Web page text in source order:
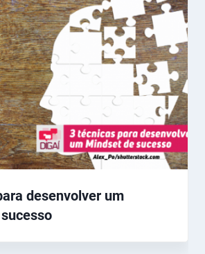
desenvolver um